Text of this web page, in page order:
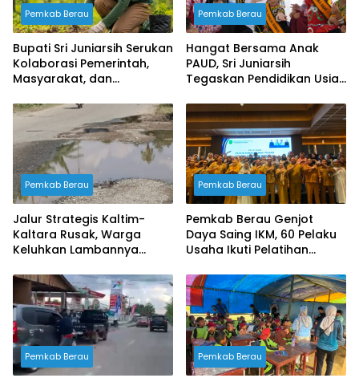
Pemkab Berau
Bupati Sri Juniarsih Serukan
Kolaborasi Pemerintah,
Masyarakat, dan
Kelestarian Lingkungan
Pemkab Berau
Hangat Bersama Anak
PAUD, Sri Juniarsih
Tegaskan Pendidikan Usia
Berau
Pemkab Berau
Jalur Strategis Kaltim-
Kaltara Rusak, Warga
Keluhkan Lambannya
Pemkab Berau
Pemkab Berau Genjot
Daya Saing IKM, 60 Pelaku
Usaha Ikuti Pelatihan
Profesional
Pemkab Berau Pemkab Berau